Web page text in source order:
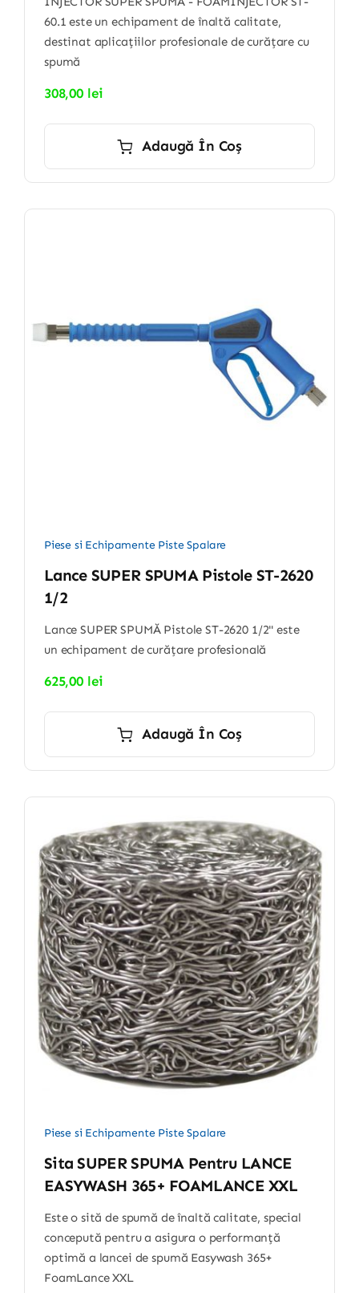
60.1 este un echipament de înaltă calitate,
destinat aplicațiilor profesionale de curățare cu
spumă
308,00 lei
Adaugă În Coș
Piese si Echipamente Piste Spalare
Lance SUPER SPUMA Pistole ST-2620
1/2
Lance SUPER SPUMĂ Pistole ST-2620 1/2" este
un echipament de curățare profesională
625,00 lei
Adaugă În Coș
Piese si Echipamente Piste Spalare
Sita SUPER SPUMA Pentru LANCE
EASYWASH 365+ FOAMLANCE XXL
Este o sită de spumă de înaltă calitate, special
concepută pentru a asigura o performanță
optimă a lancei de spumă Easywash 365+
FoamLance XXL